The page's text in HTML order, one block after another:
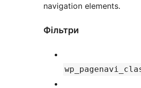
navigation elements.
Фільтри